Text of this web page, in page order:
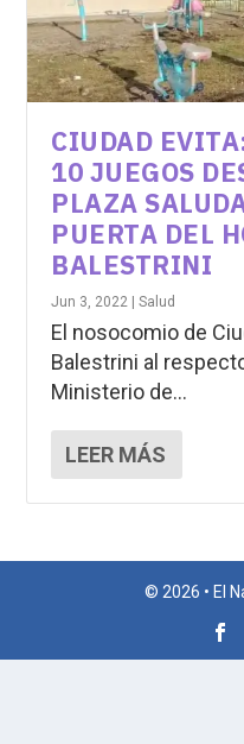
CIUDAD
10 JUEGOS
PLAZA
PUERTA DEL
BALESTRINI
Jun 3, 2022 |Salud
El nosocomio de
Balestrini al
Ministerio de...
LEER MÁS
© 2026 • El